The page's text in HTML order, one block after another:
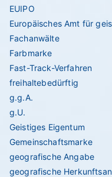
EUIPO
Europäisches Amt für
Fachanwälte
Farbmarke
Fast-Track-Verfahren
freihaltebedürftig
g.g.A.
g.U.
Geistiges Eigentum
Gemeinschaftsmarke
geografische Angabe
geografische